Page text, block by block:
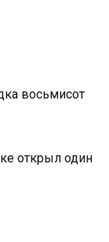
восьмисот
открыл один